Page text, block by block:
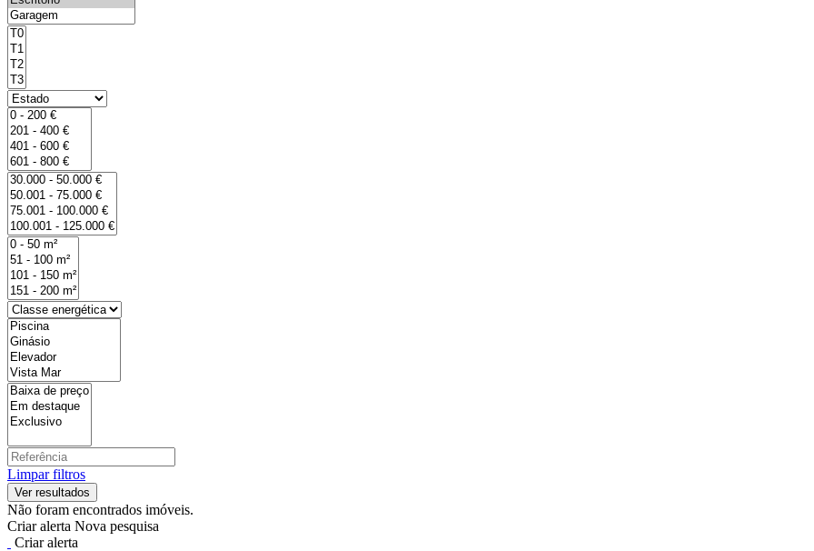
Limpar filtros
Não foram encontrados imóveis.
Criar alerta Nova pesquisa
Criar alerta